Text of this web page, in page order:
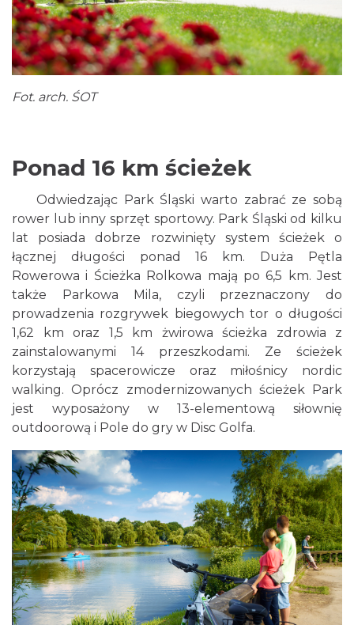
Fot. arch. ŚOT
Ponad 16 km ścieżek
Odwiedzając Park Śląski warto zabrać ze sobą
rower lub inny sprzęt sportowy. Park Śląski od kilku
lat posiada dobrze rozwinięty system ścieżek o
łącznej długości ponad 16 km. Duża Pętla
Rowerowa i Ścieżka Rolkowa mają po 6,5 km. Jest
także Parkowa Mila, czyli przeznaczony do
prowadzenia rozgrywek biegowych tor o długości
1,62 km oraz 1,5 km żwirowa ścieżka zdrowia z
zainstalowanymi 14 przeszkodami. Ze ścieżek
korzystają spacerowicze oraz miłośnicy nordic
walking. Oprócz zmodernizowanych ścieżek Park
jest wyposażony w 13-elementową siłownię
outdoorową i Pole do gry w Disc Golfa.